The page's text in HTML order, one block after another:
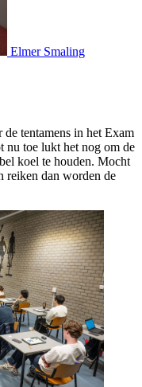
Elmer Smaling
de tentamens in het Exam
nu toe lukt het nog om de
koel te houden. Mocht
reiken dan worden de